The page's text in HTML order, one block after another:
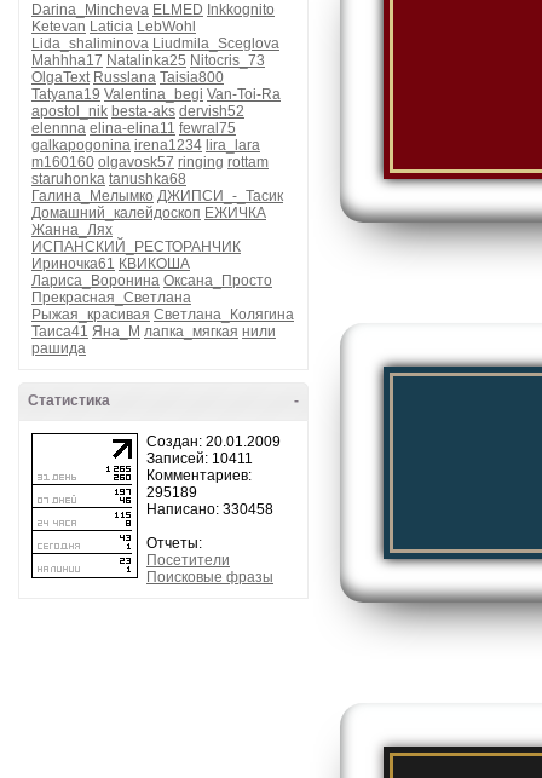
Darina_Mincheva ELMED Inkkognito
Ketevan Laticia LebWohl
Lida_shaliminova Liudmila_Sceglova
Mahhha17 Natalinka25 Nitocris_73
OlgaText Russlana Taisia800
Tatyana19 Valentina_begi Van-Toi-Ra
apostol_nik besta-aks dervish52
elennna elina-elina11 fewral75
galkapogonina irena1234 lira_lara
m160160 olgavosk57 ringing rottam
staruhonka tanushka68
Галина_Мелымко ДЖИПСИ_-_Тасик
Домашний_калейдоскоп ЕЖИЧКА
Жанна_Лях
ИСПАНСКИЙ_РЕСТОРАНЧИК
Ириночка61 КВИКОША
Лариса_Воронина Оксана_Просто
Прекрасная_Светлана
Рыжая_красивая Светлана_Колягина
Таиса41 Яна_М лапка_мягкая нили
рашида
-
Статистика
Создан: 20.01.2009
Записей: 10411
Комментариев:
295189
Написано: 330458
Отчеты:
Посетители
Поисковые фразы